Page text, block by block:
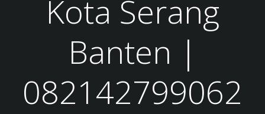
Kota Serang
Banten |
082142799062